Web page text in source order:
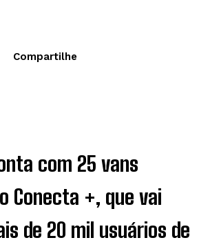
Compartilhe
com 25 vans
Conecta +, que vai
de 20 mil usuários de